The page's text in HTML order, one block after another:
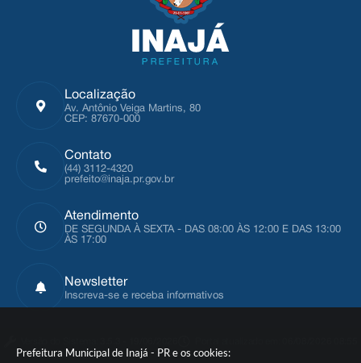
Prefeitura Municipal de Inajá - PR e os cookies:
Localização
Av. Antônio Veiga Martins, 80
CEP: 87670-000
Contato
(44) 3112-4320
prefeito@inaja.pr.gov.br
Atendimento
DE SEGUNDA À SEXTA - DAS 08:00 ÀS 12:00 E DAS 13:00
ÀS 17:00
Newsletter
Inscreva-se e receba informativos